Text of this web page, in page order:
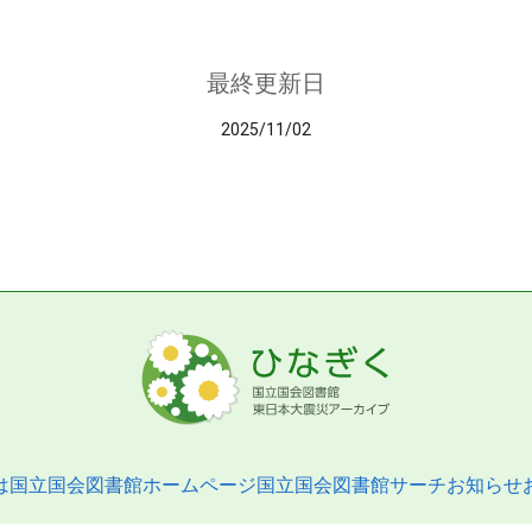
最終更新日
2025/11/02
国立国会図書館ホームページ国立国会図書館サーチお知らせ